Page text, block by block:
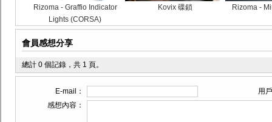
Rizoma - Graffio Indicator
Lights (CORSA)
Kovix 碟鎖 Rizoma -
會員感想分享
總計 0 個記錄，共 1 頁。
E-mail：
用
感想內容：